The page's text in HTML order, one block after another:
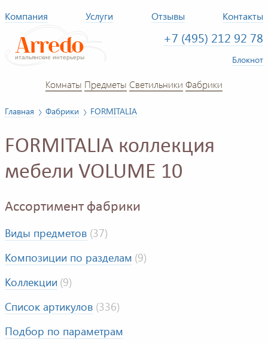
Компания Услуги Отзывы Контакты
+7 (495) 212 92 78
Блокнот
Комнаты Предметы Светильники Фабрики
Главная Фабрики FORMITALIA
FORMITALIA коллекция
мебели VOLUME 10
Ассортимент фабрики
Виды предметов (37)
Композиции по разделам (9)
Коллекции (9)
Список артикулов (336)
Подбор по параметрам